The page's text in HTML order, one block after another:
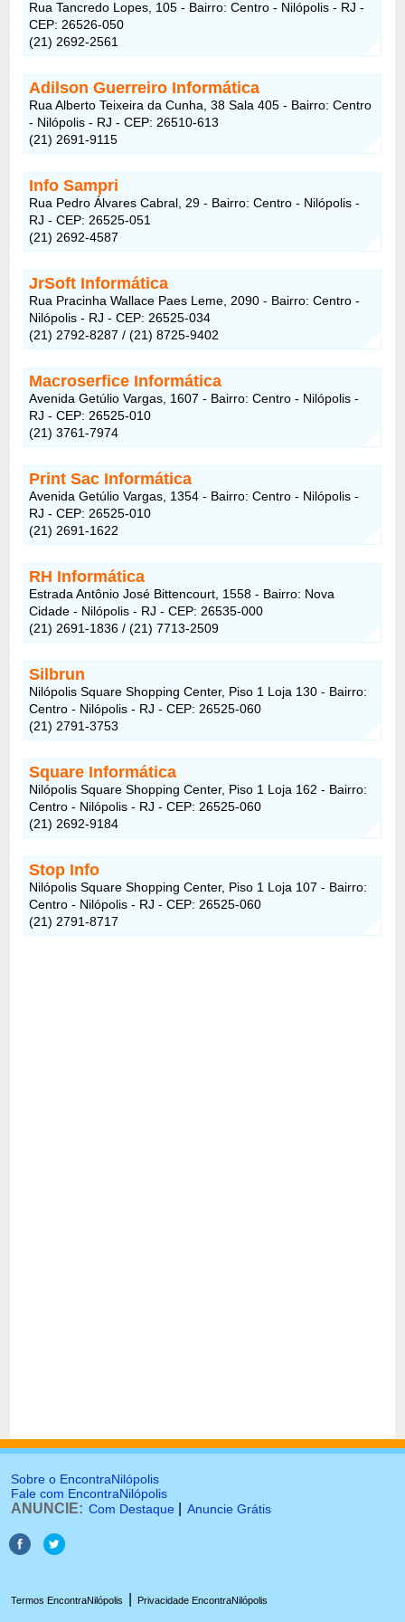
Rua Tancredo Lopes, 105 - Bairro: Centro - Nilópolis - RJ -
CEP: 26526-050
(21) 2692-2561
Adilson Guerreiro Informática
Rua Alberto Teixeira da Cunha, 38 Sala 405 - Bairro: Centro
- Nilópolis - RJ - CEP: 26510-613
(21) 2691-9115
Info Sampri
Rua Pedro Álvares Cabral, 29 - Bairro: Centro - Nilópolis -
RJ - CEP: 26525-051
(21) 2692-4587
JrSoft Informática
Rua Pracinha Wallace Paes Leme, 2090 - Bairro: Centro -
Nilópolis - RJ - CEP: 26525-034
(21) 2792-8287 / (21) 8725-9402
Macroserfice Informática
Avenida Getúlio Vargas, 1607 - Bairro: Centro - Nilópolis -
RJ - CEP: 26525-010
(21) 3761-7974
Print Sac Informática
Avenida Getúlio Vargas, 1354 - Bairro: Centro - Nilópolis -
RJ - CEP: 26525-010
(21) 2691-1622
RH Informática
Estrada Antônio José Bittencourt, 1558 - Bairro: Nova
Cidade - Nilópolis - RJ - CEP: 26535-000
(21) 2691-1836 / (21) 7713-2509
Silbrun
Nilópolis Square Shopping Center, Piso 1 Loja 130 - Bairro:
Centro - Nilópolis - RJ - CEP: 26525-060
(21) 2791-3753
Square Informática
Nilópolis Square Shopping Center, Piso 1 Loja 162 - Bairro:
Centro - Nilópolis - RJ - CEP: 26525-060
(21) 2692-9184
Stop Info
Nilópolis Square Shopping Center, Piso 1 Loja 107 - Bairro:
Centro - Nilópolis - RJ - CEP: 26525-060
(21) 2791-8717
Sobre o EncontraNilópolis
Fale com EncontraNilópolis
ANUNCIE: Com Destaque Anuncie Grátis
Termos EncontraNilópolis Privacidade EncontraNilópolis